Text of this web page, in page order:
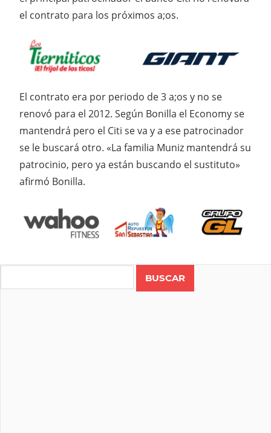
el contrato para los próximos a;os.
El contrato era por periodo de 3 a;os y no se
renovó para el 2012. Según Bonilla el Economy se
mantendrá pero el Citi se va y a ese patrocinador
se le buscará otro. «La familia Muniz mantendrá su
patrocinio, pero ya están buscando el sustituto»
afirmó Bonilla.